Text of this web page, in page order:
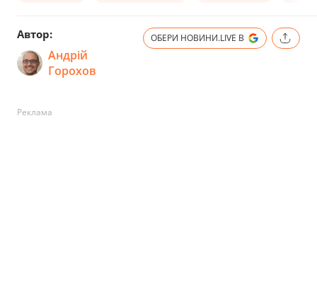
Автор:
Андрій
Горохов
ОБЕРИ НОВИНИ.LIVE В
Реклама